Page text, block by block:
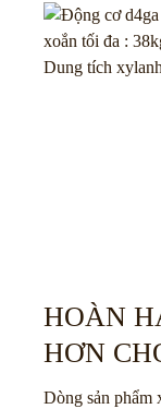
xoắn tối đa :
Dung tích
HOÀN
HƠN
Dòng sản phẩm